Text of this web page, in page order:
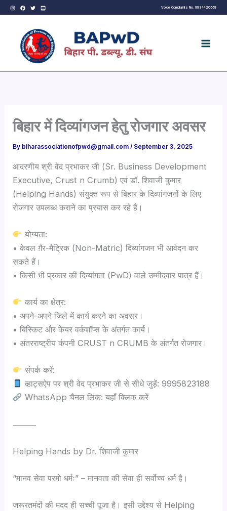
Skip
content
Voice Complaints No. 9934420669
बिहार में दिव्यांगजन हेतु रोजगार अवसर
By biharassociationofpwd@gmail.com/ September 3, 2025
आदरणीय श्री वेद प्रभाकर जी (Sr. Business Development
Executive, Crust n Crumb) एवं डॉ. शिवाजी कुमार
(Helping Hands) संयुक्त रूप से बिहार के दिव्यांगजनों के लिए
रोजगार उपलब्ध कराने का प्रयास कर रहे हैं।
योग्यता:
• केवल ग़ैर-मैट्रिक (Non-Matric) दिव्यांगजन भी आवेदन कर
सकते हैं।
• किसी भी प्रकार की दिव्यांगता (PwD) वाले उम्मीदवार पात्र हैं।
कार्य का क्षेत्र:
• अपने-अपने जिले में कार्य करने का अवसर।
• बिस्किट और केयर वर्कशॉप्स के अंतर्गत कार्य।
• अंतरराष्ट्रीय कंपनी CRUST n CRUMB के अंतर्गत रोजगार।
संपर्क करें:
व्हाट्सऐप पर श्री वेद प्रभाकर जी से सीधे जुड़ें: 9995823188
WhatsApp चैनल लिंक: यहाँ क्लिक करें
⸻
Helping Hands by Dr. शिवाजी कुमार
“मानव सेवा परमो धर्मः” – मानवता की सेवा ही सर्वोच्च धर्म है।
जरूरतमंदों की मदद ही सच्ची पूजा है। इसी उद्देश्य से Helping